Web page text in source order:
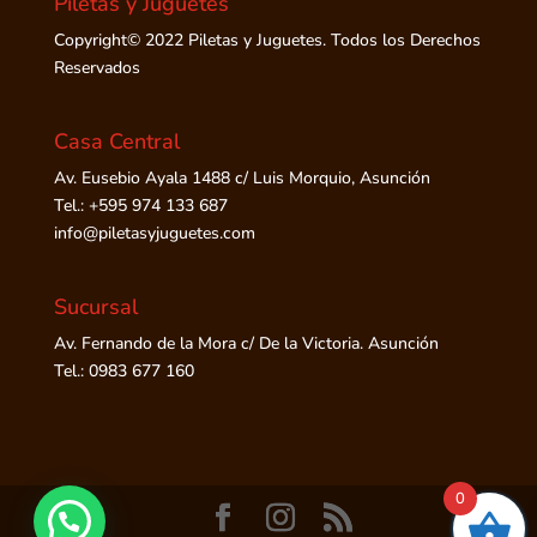
Copyright© 2022 Piletas y Juguetes. Todos los Derechos
Reservados
Casa Central
Av. Eusebio Ayala 1488 c/ Luis Morquio, Asunción
Tel.: +595 974 133 687
info@piletasyjuguetes.com
Sucursal
Av. Fernando de la Mora c/ De la Victoria. Asunción
Tel.: 0983 677 160
0